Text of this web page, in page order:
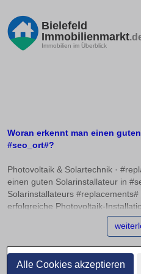
Alle Cookies akzeptieren
Bielefeld
Immobilienmarkt
Immobilien im Überblick
Woran erkennt man einen
#seo_ort#?
Photovoltaik & Solartechnik ·
einen guten Solarinstallateur in
Solarinstallateurs
erfolgreiche Photovoltaik-
man einen seriösen und
bietet Orientierung anhand von
Bewertung von
die Qualifikation des